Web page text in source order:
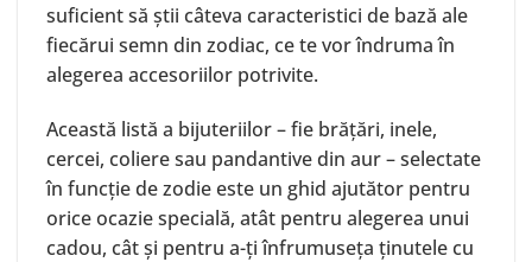
suficient să știi câteva caracteristici de bază ale
fiecărui semn din zodiac, ce te vor îndruma în
alegerea accesoriilor potrivite.
Această listă a bijuteriilor – fie brățări, inele,
cercei, colieresau pandantivedin aur – selectate
în funcție de zodie este un ghid ajutător pentru
orice ocazie specială, atât pentru alegerea unui
cadou, cât și pentru a-ți înfrumuseța ținutele cu